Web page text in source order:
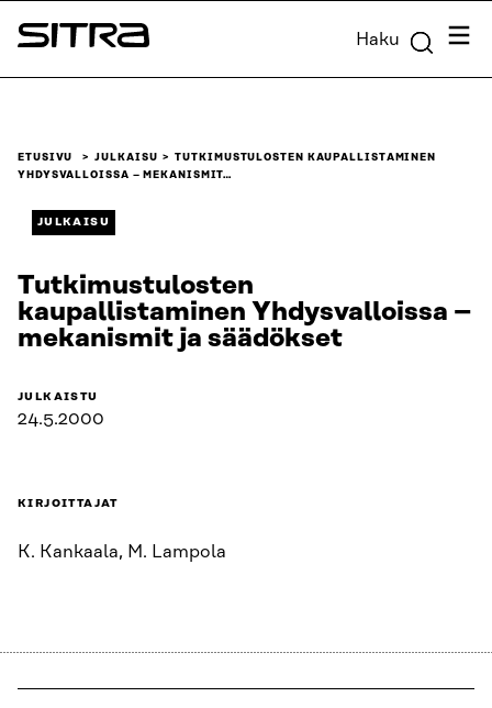
Siirry
suoraan
Sitra Haku
ETUSIVU JULKAISU
TUTKIMUSTULOSTEN KAUPALLISTAMINEN
YHDYSVALLOISSA – MEKANISMIT…
JULKAISU
Tutkimustulosten
kaupallistaminen Yhdysvalloissa –
mekanismit ja säädökset
JULKAISTU
24.5.2000
KIRJOITTAJAT
K. Kankaala, M. Lampola